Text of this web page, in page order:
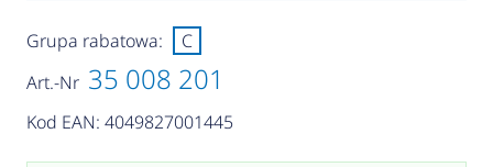
Art.-Nr 35 008 201
Kod EAN: 4049827001445
Grupa rabatowa: C